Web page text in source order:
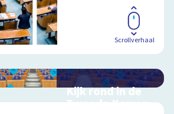
Scrollverhaal
Kijk rond in de
Tweede Kamer